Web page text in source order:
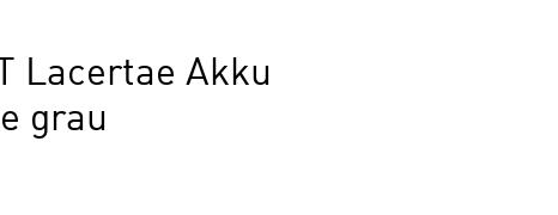
Lacertae Akku
grau